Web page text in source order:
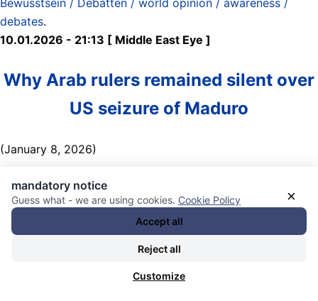
debates.
10.01.2026 - 21:13 [ Middle East Eye ]
Why Arab rulers remained silent over
US seizure of Maduro
(January 8, 2026)
Egypt’s quiet is easy to explain. Cairo receives roughly
$1.3bn a year in US military financing. Its hardware,
maintenance chain and spare parts depend on American
gatekeepers. Public outrage is a cost it cannot afford.
version of the same risk. It is a financial hub built on
×
mandatory notice
Guess what - we are using cookies. Cookie Policy
Accept all
Reject all
Customize